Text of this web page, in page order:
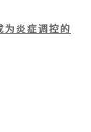
为炎症调控的